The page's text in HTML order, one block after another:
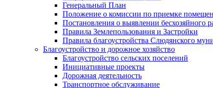
Генеральный План
Положение о комиссии по приемке
Постановления о выявлении бесхозяйного
Правила Землепользования и Застройки
Правила благоустройства Слюдянского
Благоустройство и дорожное хозяйство
Благоустройство сельских поселений
Инициативные проекты
Дорожная деятельность
Транспортное обслуживание